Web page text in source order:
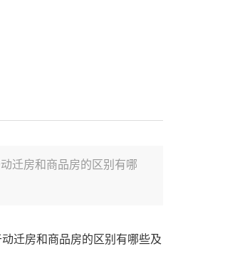
迁房和商品房的区别有哪
迁房和商品房的区别有哪些及